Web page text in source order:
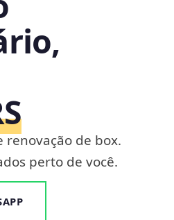
renovação de box.
perto de você.